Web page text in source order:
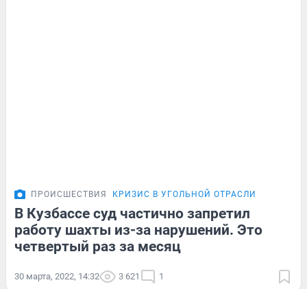
ПРОИСШЕСТВИЯ КРИЗИС В УГОЛЬНОЙ ОТРАСЛИ
В Кузбассе суд частично запретил
работу шахты из-за нарушений. Это
четвертый раз за месяц
30 марта, 2022, 14:32 3 621 1